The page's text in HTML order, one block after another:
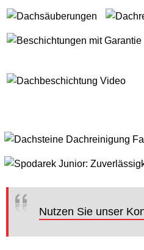
Nutzen Sie unser